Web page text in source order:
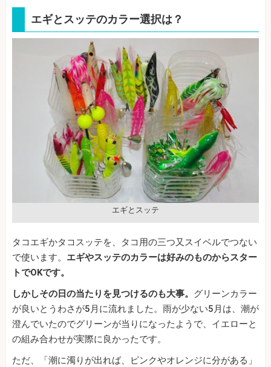
エギとスッテのカラー選択は？
エギとスッテ
タコエギかタコスッテを、タコ用の三つ又スイベルでつない
で使います。 エギやスッテのカラーは好みのものからスター
トでOKです。
しかしその日の当たりを見つけるのも大事。 グリーンカラー
が良いとうわさが5月に流れました。雨が少ない5月は、潮が
澄んでいたのでグリーンが当りになったようで、イエローと
の組み合わせが実際に良かったです。
ただ、「潮に濁りが出れば、ピンクやオレンジに分がある」